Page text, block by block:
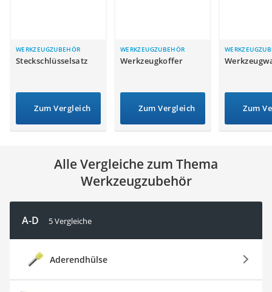
Gasdurchlauferhitzer
Service
WERKZEUGZUBEHÖR
Steckschlüsselsatz
Zum Vergleich
WERKZEUGZUBEHÖR
Werkzeugkoffer
Zum Vergleich Zum
Alle Vergleiche zum Thema
Werkzeugzubehör
A-D 5 Vergleiche
Aderendhülse